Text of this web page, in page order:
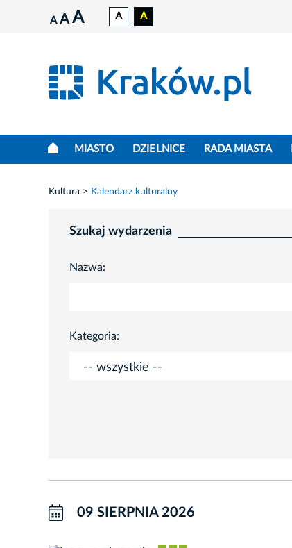
A A A A A
MIASTO DZIELNICE RADA MIASTA
Kultura Kalendarz kulturalny
Szukaj wydarzenia
Nazwa:
Kategoria:
09 SIERPNIA 2026